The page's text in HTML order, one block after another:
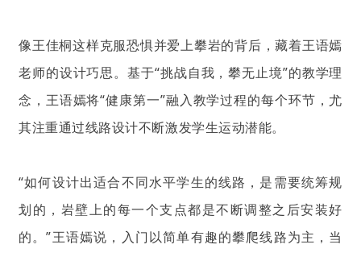
像王佳桐这样克服恐惧并爱上攀岩的背后，藏着王语嫣
老师的设计巧思。基于“挑战自我，攀无止境”的教学理
念，王语嫣将“健康第一”融入教学过程的每个环节，尤
其注重通过线路设计不断激发学生运动潜能。
“如何设计出适合不同水平学生的线路，是需要统筹规
划的，岩壁上的每一个支点都是不断调整之后安装好
的。”王语嫣说，入门以简单有趣的攀爬线路为主，当